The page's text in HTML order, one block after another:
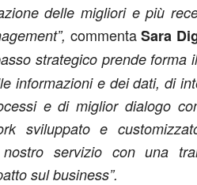
delle migliori e più
commentaSara
strategico prende
informazioni e dei dati, di
e di miglior dialogo
sviluppato e
servizio con una
sul business”.